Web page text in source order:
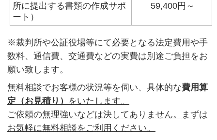
所に提出する書類の作成サポ
ート）
59,400円～
※裁判所や公証役場等にて必要となる法定費用や手
数料、通信費、交通費などの実費は別途ご負担をお
願い致します。
無料相談でお客様の状況等を伺い、 具体的な費用算
定（お見積り）
をいたします。
ご依頼の無理強いなどは決してありません。まずは
お気軽に無料相談をご利用ください。